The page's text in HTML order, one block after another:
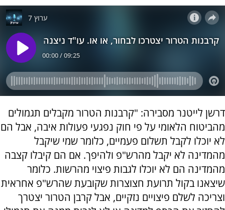
דרשן לייטנר מסבירה: "קרבנות הטרור מקבלים תגמולים
מהביטוח הלאומי על פי חוק נפגעי פעולות איבה, אבל הם
לא יוכלו לקבל תשלום פעמיים, כלומר שמי שיקבל
מהמדינה לא יקבל מהרש"פ ולהיפך. אם הם קיבלו קצבה
מהמדינה הם לא יוכלו לגבות פיצוי מהרשות. כלומר
שיצאנו בקול תרועת חצוצרות שקובעת שהרש"פ אחראית
וצריכה לשלם פיצויים נזקיים, אבל קרבן הטרור יצטרך